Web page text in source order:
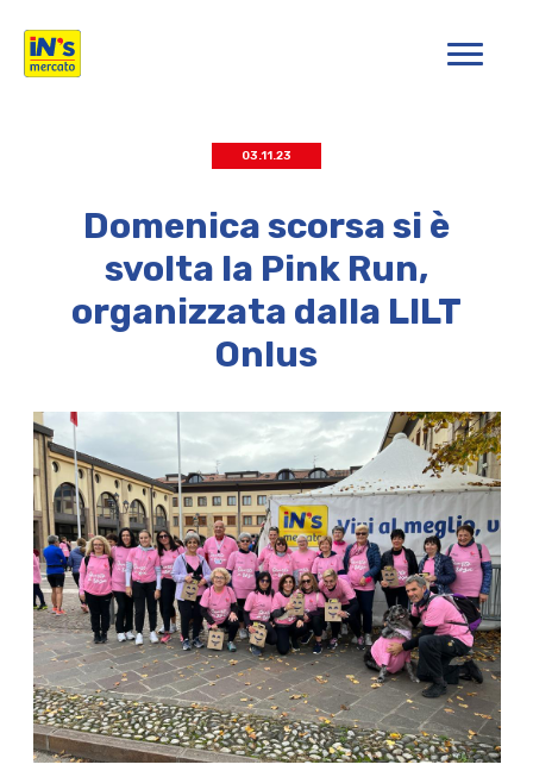
iN's Mercato
03.11.23
Domenica scorsa si è
svolta la Pink Run,
organizzata dalla LILT
Onlus